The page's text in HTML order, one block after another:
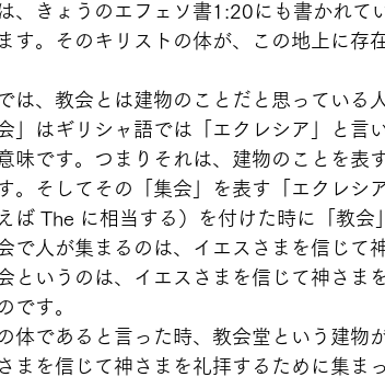
、きょうのエフェソ書1:20にも書かれて
す。そのキリストの体が、この地上に存
、教会とは建物のことだと思っている
」はギリシャ語では「エクレシア」と言
味です。つまりそれは、建物のことを表
。そしてその「集会」を表す「エクレシ
ば The に相当する）を付けた時に「教会
で人が集まるのは、イエスさまを信じて
というのは、イエスさまを信じて神さま
です。
であると言った時、教会堂という建物
まを信じて神さまを礼拝するために集ま